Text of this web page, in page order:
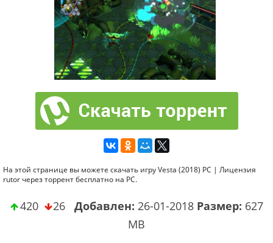
На этой странице вы можете скачать игру Vesta (2018) PC | Лицензия
rutor через торрент бесплатно на PC.
420 26 Добавлен: 26-01-2018 Размер: 627
MB